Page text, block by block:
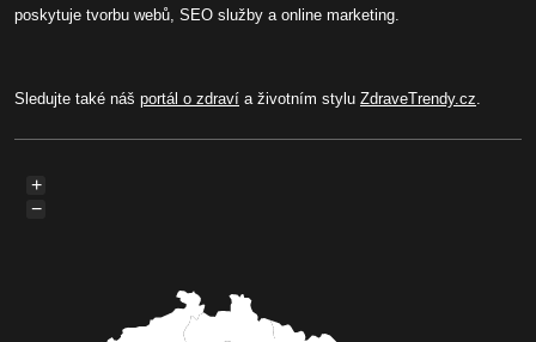
poskytuje tvorbu webů, SEO služby a online marketing.
Sledujte také náš portál o zdraví a životním stylu ZdraveTrendy.cz.
+
−